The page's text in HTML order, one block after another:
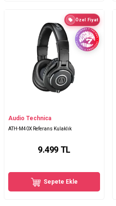
Özel Fiyat
Audio Technica
ATH-M40X Referans Kulaklık
9.499 TL
Sepete Ekle